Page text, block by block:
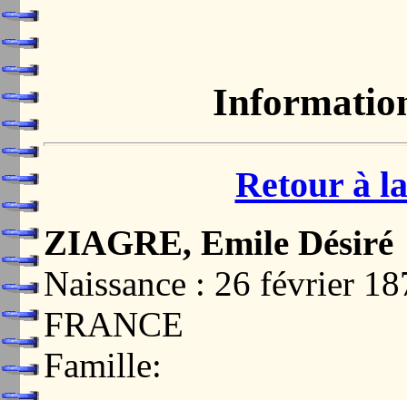
Retour à
ZIAGRE, Emile Désiré
Naissance : 26 février
FRANCE
Famille: